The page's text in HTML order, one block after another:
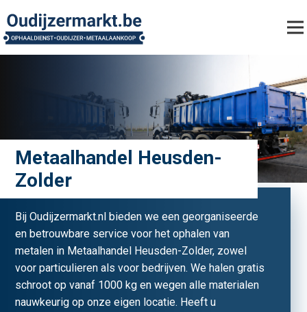
Metaalhandel Heusden-
Zolder
Bij Oudijzermarkt.nl bieden we een georganiseerde
en betrouwbare service voor het ophalen van
metalen in Metaalhandel Heusden-Zolder, zowel
voor particulieren als voor bedrijven. We halen gratis
schroot op vanaf 1000 kg en wegen alle materialen
nauwkeurig op onze eigen locatie. Heeft u